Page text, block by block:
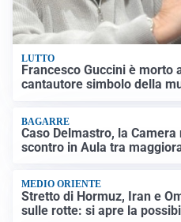
LUTTO
Francesco Guccini è morto
cantautore simbolo della
BAGARRE
Caso Delmastro, la Camera
scontro in Aula tra
MEDIO ORIENTE
Stretto di Hormuz, Iran e
sulle rotte: si apre la